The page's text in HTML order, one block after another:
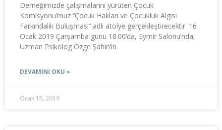
Derneğimizde çalışmalarını yürüten Çocuk
Komisyonu’muz ‘‘Çocuk Hakları ve Çocukluk Algısı
Farkındalık Buluşması’’ adlı atölye gerçekleştirecektir. 16
Ocak 2019 Çarşamba günü 18.00’da, Eymir Salonu’nda,
Uzman Psikolog Özge Şahin’in
DEVAMINI OKU »
Ocak 15, 2019